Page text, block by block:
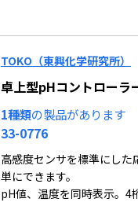
TOKO（東興化学研究所）
卓上型pHコントローラ
1種類の製品があります
33-0776
高感度センサを標準にし
単にできます。
pH値、温度を同時表示。4